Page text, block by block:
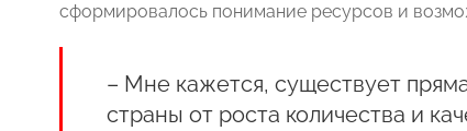
сформировалось понимание ресурсов и
– Мне кажется, существует
страны от роста количества и